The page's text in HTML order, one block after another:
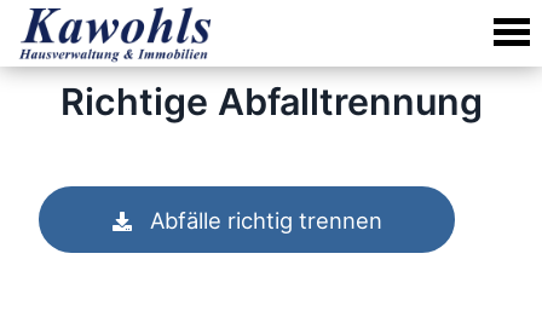
Skip
content
Richtige Abfalltrennung
Abfälle richtig trennen